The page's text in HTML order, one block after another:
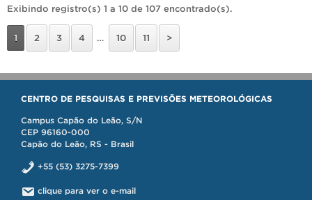
Exibindo registro(s) 1 a 10 de 107 encontrado(s).
1 2 3 4 … 10 11 >
CENTRO DE PESQUISAS E PREVISÕES METEOROLÓGICAS
Campus Capão do Leão, S/N
CEP 96160-000
Capão do Leão, RS - Brasil
+55 (53) 3275-7399
clique para ver o e-mail